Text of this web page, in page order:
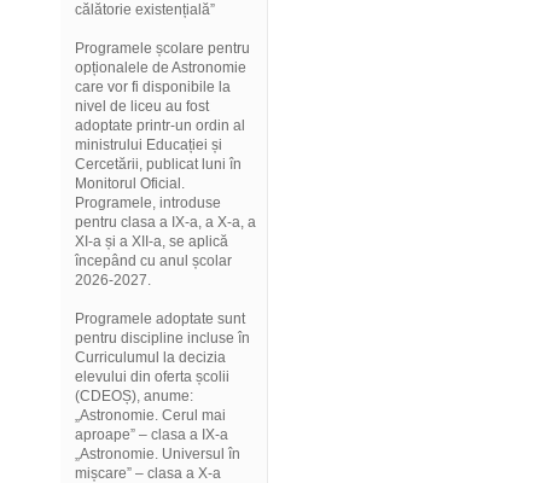
călătorie existențială”
Programele școlare pentru
opționalele de Astronomie
care vor fi disponibile la
nivel de liceu au fost
adoptate printr-un ordin al
ministrului Educației și
Cercetării, publicat luni în
Monitorul Oficial.
Programele, introduse
pentru clasa a IX-a, a X-a, a
XI-a și a XII-a, se aplică
începând cu anul școlar
2026-2027.
Programele adoptate sunt
pentru discipline incluse în
Curriculumul la decizia
elevului din oferta școlii
(CDEOȘ), anume:
„Astronomie. Cerul mai
aproape” – clasa a IX-a
„Astronomie. Universul în
mișcare” – clasa a X-a